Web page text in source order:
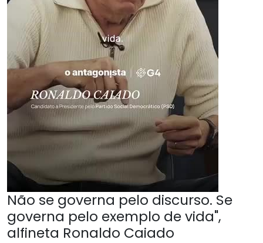
Não se governa pelo discurso. Se
governa pelo exemplo de vida",
alfineta Ronaldo Caiado